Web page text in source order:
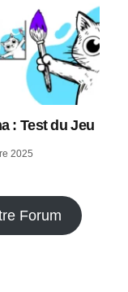
: Test du Jeu
2025
Forum